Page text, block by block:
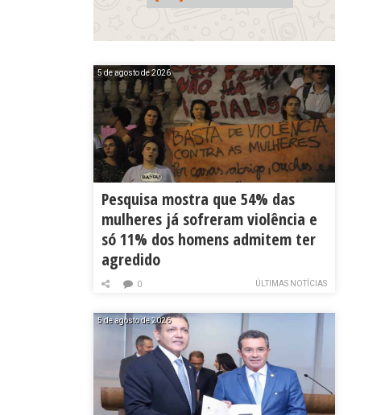
5 de agosto de 2026
Pesquisa mostra que 54% das
mulheres já sofreram violência e
só 11% dos homens admitem ter
agredido
ÚLTIMAS NOTÍCIAS
0
5 de agosto de 2026